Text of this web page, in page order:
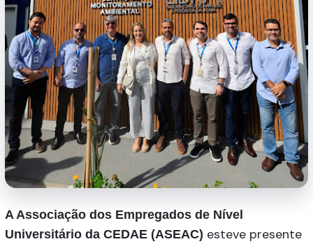
A Associação dos Empregados de Nível
Universitário da CEDAE (ASEAC) esteve presente